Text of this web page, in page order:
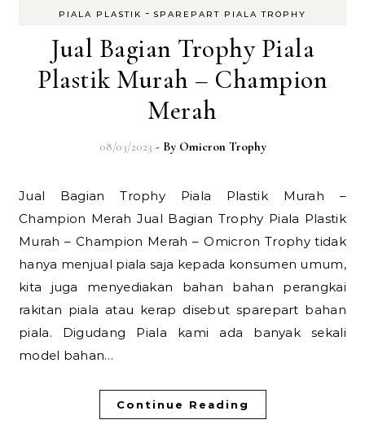
PIALA PLASTIK - SPAREPART PIALA TROPHY
Jual Bagian Trophy Piala
Plastik Murah – Champion
Merah
08/03/2023 - By Omicron Trophy
Jual Bagian Trophy Piala Plastik Murah –
Champion Merah Jual Bagian Trophy Piala Plastik
Murah – Champion Merah – Omicron Trophy tidak
hanya menjual piala saja kepada konsumen umum,
kita juga menyediakan bahan bahan perangkai
rakitan piala atau kerap disebut sparepart bahan
piala. Digudang Piala kami ada banyak sekali
model bahan…
Continue Reading